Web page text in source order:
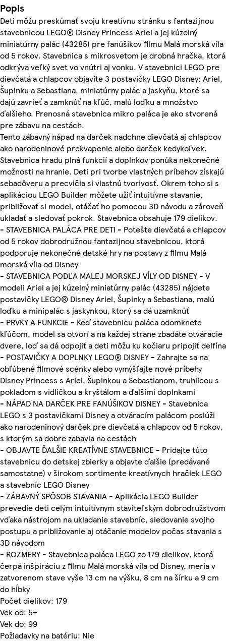
Popis
Deti môžu preskúmať svoju kreatívnu stránku s fantazijnou
stavebnicou LEGO® Disney Princess Ariel a jej kúzelný
miniatúrny palác (43285) pre fanúšikov filmu Malá morská víla
od 5 rokov. Stavebnica s mikrosvetom je drobná hračka, ktorá
odkrýva veľký svet vo vnútri aj vonku. V stavebnici LEGO pre
dievčatá a chlapcov objavíte 3 postavičky LEGO Disney: Ariel,
Šupinku a Sebastiana, miniatúrny palác a jaskyňu, ktoré sa
dajú zavrieť a zamknúť na kľúč, malú loďku a množstvo
ďalšieho. Prenosná stavebnica mikro paláca je ako stvorená
pre zábavu na cestách.
Tento zábavný nápad na darček nadchne dievčatá aj chlapcov
ako narodeninové prekvapenie alebo darček kedykoľvek.
Stavebnica hradu plná funkcií a doplnkov ponúka nekonečné
možnosti na hranie. Deti pri tvorbe vlastných príbehov získajú
sebadôveru a precvičia si vlastnú tvorivosť. Okrem toho si s
aplikáciou LEGO Builder môžete užiť intuitívne stavanie,
približovať si model, otáčať ho pomocou 3D návodu a zároveň
ukladať a sledovať pokrok. Stavebnica obsahuje 179 dielikov.
- STAVEBNICA PALÁCA PRE DETI - Potešte dievčatá a chlapcov
od 5 rokov dobrodružnou fantazijnou stavebnicou, ktorá
podporuje nekonečné detské hry na postavy z filmu Malá
morská víla od Disney
- STAVEBNICA PODĽA MALEJ MORSKEJ VÍLY OD DISNEY - V
modeli Ariel a jej kúzelný miniatúrny palác (43285) nájdete
postavičky LEGO® Disney Ariel, Šupinky a Sebastiana, malú
loďku a minipalác s jaskynkou, ktorý sa dá uzamknúť
- PRVKY A FUNKCIE - Keď stavebnicu paláca odomknete
kľúčom, model sa otvorí a na každej strane zbadáte otváracie
dvere, loď sa dá odpojiť a deti môžu ku kočiaru pripojiť delfína
- POSTAVIČKY A DOPLNKY LEGO® DISNEY - Zahrajte sa na
obľúbené filmové scénky alebo vymýšľajte nové príbehy
Disney Princess s Ariel, Šupinkou a Sebastianom, truhlicou s
pokladom s vidličkou a kryštálom a ďalšími doplnkami
- NÁPAD NA DARČEK PRE FANÚŠIKOV DISNEY - Stavebnica
LEGO s 3 postavičkami Disney a otváracím palácom poslúži
ako narodeninový darček pre dievčatá a chlapcov od 5 rokov,
s ktorým sa dobre zabavia na cestách
- OBJAVTE ĎALŠIE KREATÍVNE STAVEBNICE - Pridajte túto
stavebnicu do detskej zbierky a objavte ďalšie (predávané
samostatne) v širokom sortimente kreatívnych hračiek LEGO
a stavebníc LEGO Disney
- ZÁBAVNÝ SPÔSOB STAVANIA - Aplikácia LEGO Builder
prevedie deti celým intuitívnym staviteľským dobrodružstvom
vďaka nástrojom na ukladanie stavebníc, sledovanie svojho
postupu a približovanie aj otáčanie modelov počas stavania s
3D návodom
- ROZMERY - Stavebnica paláca LEGO zo 179 dielikov, ktorá
čerpá inšpiráciu z filmu Malá morská víla od Disney, meria v
zatvorenom stave vyše 13 cm na výšku, 8 cm na šírku a 9 cm
do hĺbky
Počet dielikov: 179
Vek od: 5+
Vek do: 99
Požiadavky na batériu: Nie